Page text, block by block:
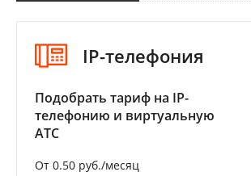
IP-телефония
Подобрать тариф на IP-
телефонию и виртуальную
АТС
От 0.50 руб./месяц